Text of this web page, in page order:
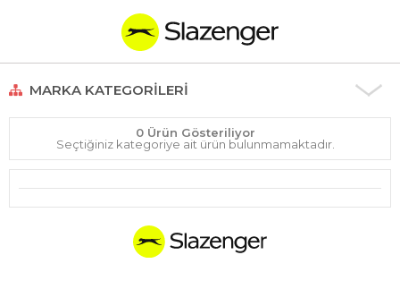
MARKA KATEGORILERI
0 Ürün Gösteriliyor
Seçtiğiniz kategoriye ait ürün bulunmamaktadır.